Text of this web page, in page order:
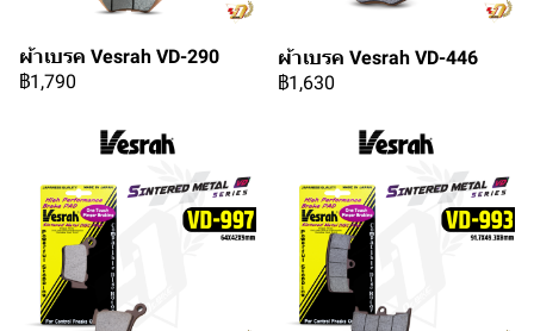
ผ้าเบรค Vesrah VD-290
฿1,790
ผ้าเบรค Vesrah VD-446
฿1,630